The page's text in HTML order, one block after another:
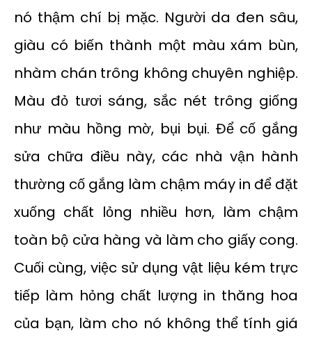
nó thậm chí bị mặc. Người da đen sâu,
giàu có biến thành một màu xám bùn,
nhàm chán trông không chuyên nghiệp.
Màu đỏ tươi sáng, sắc nét trông giống
như màu hồng mờ, bụi bụi. Để cố gắng
sửa chữa điều này, các nhà vận hành
thường cố gắng làm chậm máy in để đặt
xuống chất lỏng nhiều hơn, làm chậm
toàn bộ cửa hàng và làm cho giấy cong.
Cuối cùng, việc sử dụng vật liệu kém trực
tiếp làm hỏng chất lượng in thăng hoa
của bạn, làm cho nó không thể tính giá